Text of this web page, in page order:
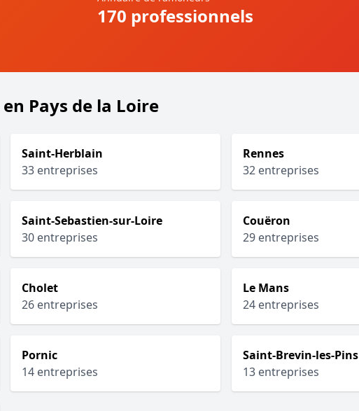
170 professionnels
Pays de la Loire
Saint-Herblain
33 entreprises
Rennes
32 entreprises
Saint-Sebastien-sur-Loire
30 entreprises
Couëron
29 entreprises
Cholet
26 entreprises
Le Mans
24 entreprises
Pornic
14 entreprises
Saint-Brevin-les-Pins
13 entreprises